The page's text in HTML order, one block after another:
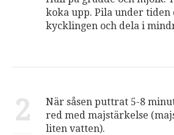
koka upp. Pila under tiden
kycklingen och dela i
2
När såsen puttrat 5-8
red med majstärkelse
liten vatten).